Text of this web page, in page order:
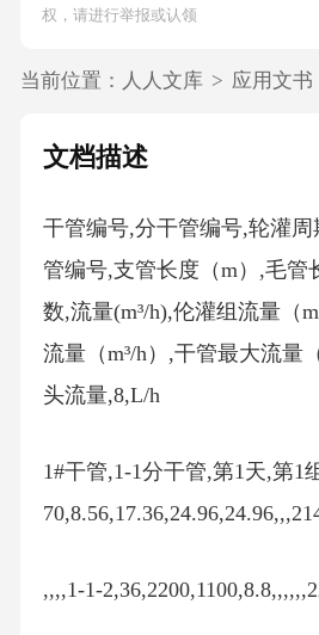
权，请进行举报或认领
当前位置： 人人文库 > 应用文书
文档描述
干管编号,分干管编号,轮灌
管编号,支管长度（m）,毛管
数,流量(m³/h),伦灌组流量（
流量（m³/h）,干管最大流量
头流量,8,L/h
1#干管,1-1分干管,第1天,第1
,,,,1-1-